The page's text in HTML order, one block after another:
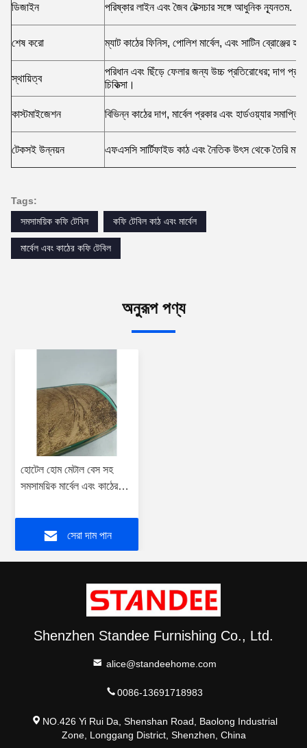
ডিজাইন পরিষ্কার লাইন এবং জৈব টেক্সচার সঙ্গে আধুনিক ন্যূনতম.
শেষ করো ম্যাট কাঠের ফিনিস, পোলিশ মার্বেল, এবং সাটিন ব্রোঞ্জের
স্থায়িত্ব
পরিধান এবং ছিঁড়ে ফেলার জন্য উচ্চ প্রতিরোধের; দাগ
চিকিত্সা।
কাস্টমাইজেশন বিভিন্ন কাঠের দাগ, মার্বেল প্রকার এবং হার্ডওয়্যার
টেকসই উন্নয়ন এফএসসি সার্টিফাইড কাঠ এবং নৈতিক উৎস থেকে তৈরি
Tags:
সমসাময়িক কফি টেবিল
কফি টেবিল কাঠ এবং মার্বেল
মার্বেল এবং কাঠের কফি টেবিল
অনুরূপ পণ্য
হোটেল হোম মেটাল বেস সহ
সমসাময়িক মার্বেল এবং কাঠের
সেরা দাম পান
Shenzhen Standee Furnishing Co., Ltd.
alice@standeehome.com
0086-13691718983
NO.426 Yi Rui Da, Shenshan Road, Baolong Industrial
Zone, Longgang District, Shenzhen, China